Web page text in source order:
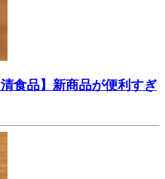
食品】新商品が便利すぎ